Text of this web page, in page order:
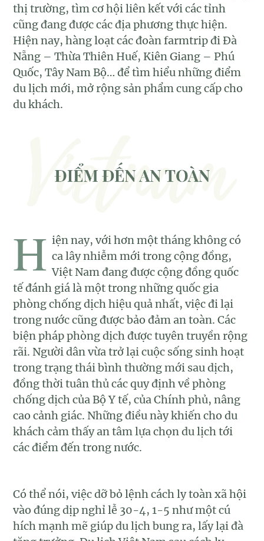
thị trường, tìm cơ hội liên kết với các tỉnh
cũng đang được các địa phương thực hiện.
Hiện nay, hàng loạt các đoàn farmtrip đi Đà
Nẵng – Thừa Thiên Huế, Kiên Giang – Phú
Quốc, Tây Nam Bộ… để tìm hiểu những điểm
du lịch mới, mở rộng sản phẩm cung cấp cho
du khách.
H iện nay, với hơn một tháng không có
ca lây nhiễm mới trong cộng đồng,
Việt Nam đang được cộng đồng quốc
tế đánh giá là một trong những quốc gia
phòng chống dịch hiệu quả nhất, việc đi lại
trong nước cũng được bảo đảm an toàn. Các
biện pháp phòng dịch được tuyên truyền rộng
rãi. Người dân vừa trở lại cuộc sống sinh hoạt
trong trạng thái bình thường mới sau dịch,
đồng thời tuân thủ các quy định về phòng
chống dịch của Bộ Y tế, của Chính phủ, nâng
cao cảnh giác. Những điều này khiến cho du
khách cảm thấy an tâm lựa chọn du lịch tới
các điểm đến trong nước.
Có thể nói, việc dỡ bỏ lệnh cách ly toàn xã hội
vào đúng dịp nghỉ lễ 30-4, 1-5 như một cú
hích mạnh mẽ giúp du lịch bung ra, lấy lại đà